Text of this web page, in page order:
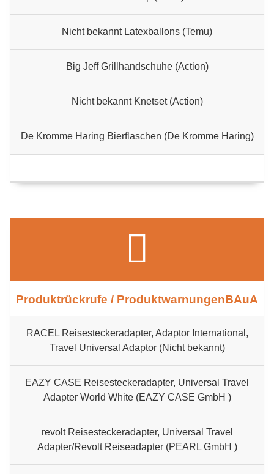
Nicht bekannt Latexballons (Temu)
Big Jeff Grillhandschuhe (Action)
Nicht bekannt Knetset (Action)
De Kromme Haring Bierflaschen (De Kromme Haring)
Produktrückrufe / ProduktwarnungenBAuA
RACEL Reisesteckeradapter, Adaptor International,
Travel Universal Adaptor (Nicht bekannt)
EAZY CASE Reisesteckeradapter, Universal Travel
Adapter World White (EAZY CASE GmbH )
revolt Reisesteckeradapter, Universal Travel
Adapter/Revolt Reiseadapter (PEARL GmbH )